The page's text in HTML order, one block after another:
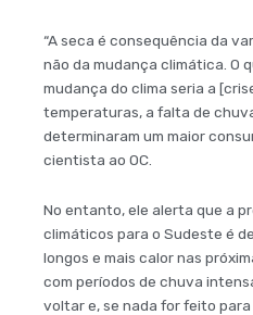
“A seca é consequência da
não da mudança climática. O
mudança do clima seria a
temperaturas, a falta de
determinaram um maior
cientista ao OC.
No entanto, ele alerta que a
climáticos para o Sudeste é
longos e mais calor nas
com períodos de chuva
voltar e, se nada for feito